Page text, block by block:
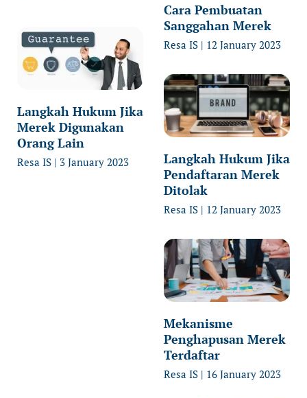
Langkah Hukum Jika
Merek Digunakan
Orang Lain
Resa IS 3 January 2023
Cara Pembuatan
Sanggahan Merek
Resa IS 12 January 2023
Langkah Hukum Jika
Pendaftaran Merek
Ditolak
Resa IS 12 January 2023
Mekanisme
Penghapusan Merek
Terdaftar
Resa IS 16 January 2023